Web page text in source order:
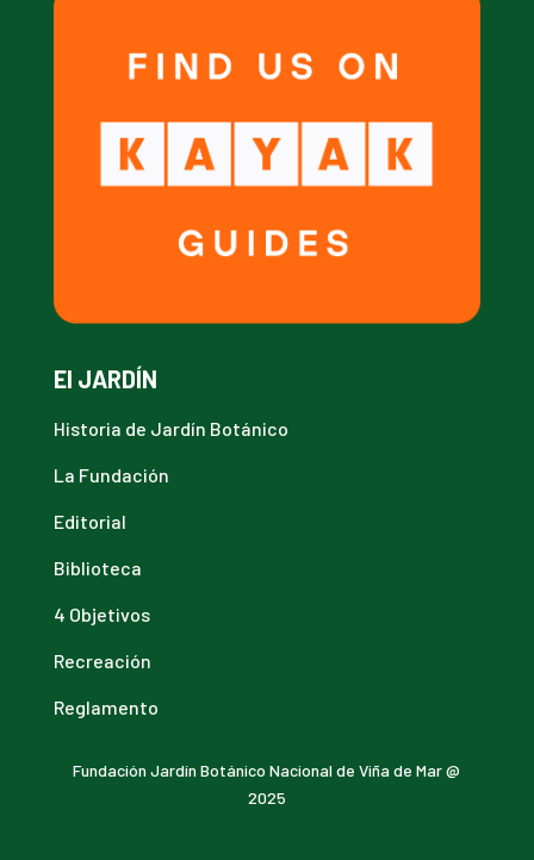
El JARDÍN
Historia de Jardín Botánico
La Fundación
Editorial
Biblioteca
4 Objetivos
Recreación
Reglamento
Fundación Jardín Botánico Nacional de Viña de Mar @
2025